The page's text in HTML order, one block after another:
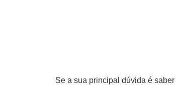
Se a sua principal dúvida é